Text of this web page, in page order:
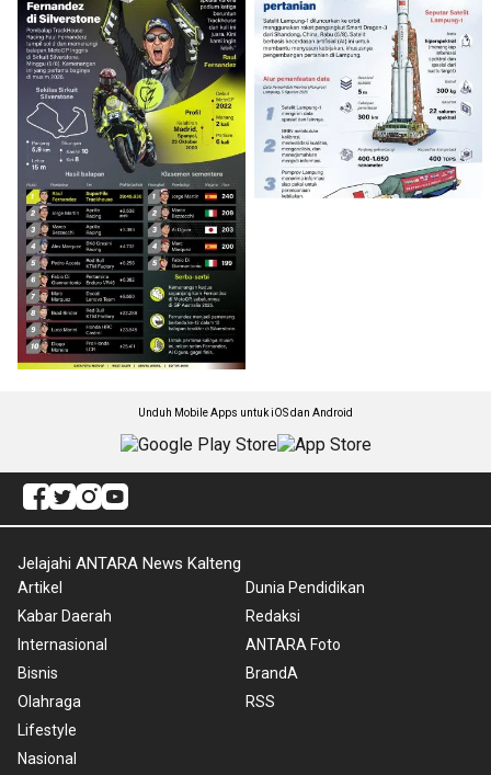
Unduh Mobile Apps untuk iOS dan Android
Jelajahi ANTARA News Kalteng
Artikel
Kabar Daerah
Internasional
Bisnis
Olahraga
Lifestyle
Nasional
Dunia Pendidikan
Redaksi
ANTARA Foto
BrandA
RSS